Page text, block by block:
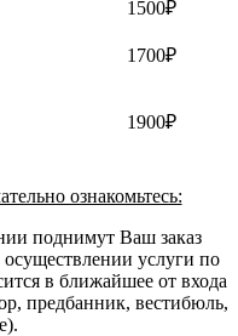
1500₽
1700₽
1900₽
ознакомьтесь:
поднимут Ваш заказ
услуги по
в ближайшее от входа
предбанник, вестибюль,